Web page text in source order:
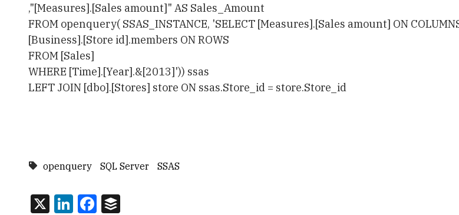
,"[Measures].[Sales amount]" AS Sales_Amount
FROM openquery( SSAS_INSTANCE, 'SELECT [Measures].[Sales amount] ON
[Business].[Store id].members ON ROWS
FROM [Sales]
WHERE [Time].[Year].&[2013]')) ssas
LEFT JOIN [dbo].[Stores] store ON ssas.Store_id = store.Store_id
openquery SQL Server SSAS
X LinkedIn
Facebook